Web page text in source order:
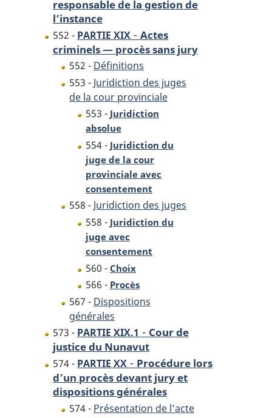
responsable de la gestion de
l’instance
552 - PARTIE XIX - Actes
criminels — procès sans jury
552 - Définitions
553 - Juridiction des juges
de la cour provinciale
553 - Juridiction
absolue
554 - Juridiction du
juge de la cour
provinciale avec
consentement
558 - Juridiction des juges
558 - Juridiction du
juge avec
consentement
560 - Choix
566 - Procès
567 - Dispositions
générales
573 - PARTIE XIX.1 - Cour de
justice du Nunavut
574 - PARTIE XX - Procédure lors
d’un procès devant jury et
dispositions générales
574 - Présentation de l’acte